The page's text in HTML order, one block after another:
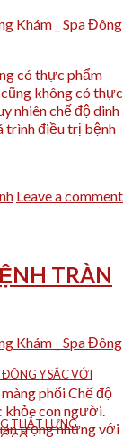
Y SẮC VỚI
THẮT LƯNG
Khám _ Spa Đông
có thực phẩm
cũng không có thực
nhiên chế độ dinh
trình điều trị bệnh
Leave a comment
TRÀN
Khám _ Spa Đông
phổi Chế độ
khỏe con người.
trọng nhưng với